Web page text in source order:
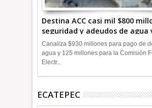
Destina ACC casi mil $800
seguridad y adeudos de agua
+Video
Canaliza $930 millones para pago de
agua y 125 millones para la Comisión
Electr...
ECATEPEC